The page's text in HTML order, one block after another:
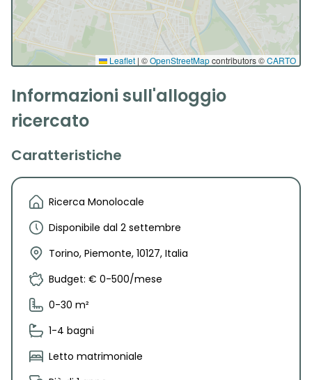
Leaflet | ©OpenStreetMapcontributors ©CARTO
Informazioni sull'alloggio
ricercato
Caratteristiche
Ricerca Monolocale
Disponibile dal 2 settembre
Torino, Piemonte, 10127, Italia
Budget: € 0-500/mese
0-30 m²
1-4 bagni
Letto matrimoniale